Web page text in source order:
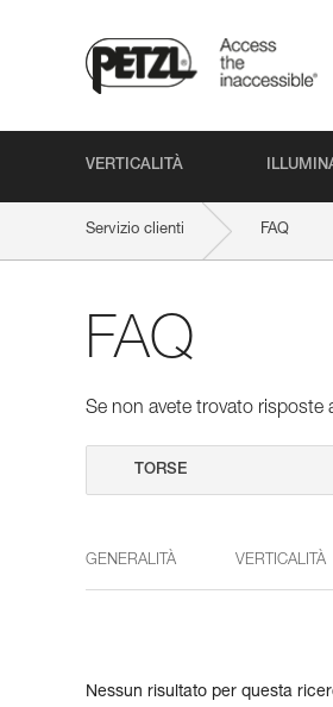
VERTICALITÀ
Servizio clienti FAQ
FAQ
Se non avete trovato risposte
GENERALITÀ VERTICALITÀ
Nessun risultato per questa